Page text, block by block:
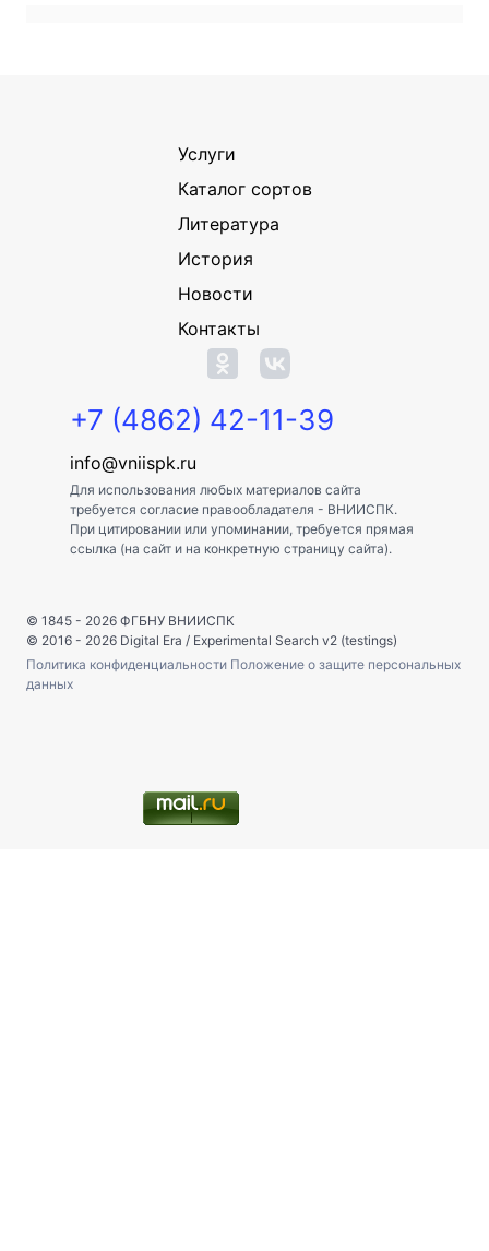
Услуги
Каталог сортов
Литература
История
Новости
Контакты
+7 (4862) 42-11-39
info@vniispk.ru
Для использования любых материалов сайта
требуется согласие правообладателя - ВНИИСПК.
При цитировании или упоминании, требуется прямая
ссылка (на сайт и на конкретную страницу сайта).
© 1845 - 2026 ФГБНУ ВНИИСПК
© 2016 - 2026 Digital Era / Experimental Search v2 (testings)
Политика конфиденциальности Положение о защите персональных
данных